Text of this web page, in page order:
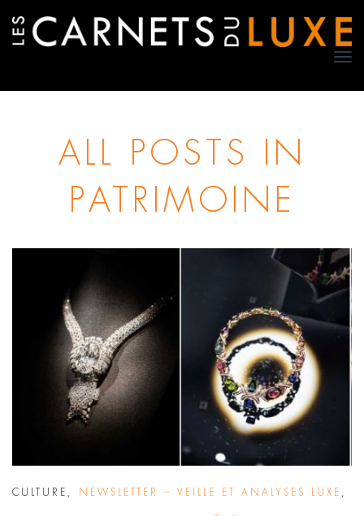
ALL POSTS IN
PATRIMOINE
CULTURE NEWSLETTER – VEILLE ET ANALYSES LUXE